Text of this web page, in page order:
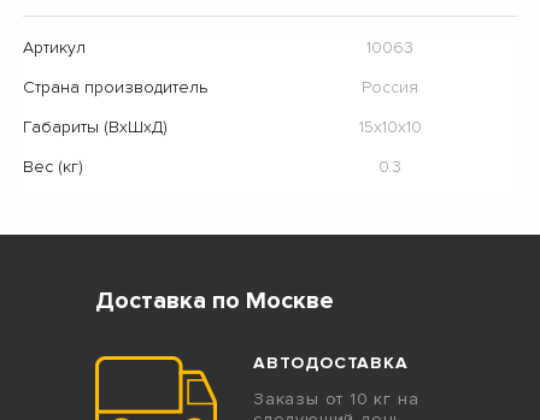
Артикул
10063
Страна производитель
Россия
Габариты (ВхШхД)
15х10х10
Вес (кг)
0.3
Доставка по Москве
АВТОДОСТАВКА
Заказы от 10 кг на